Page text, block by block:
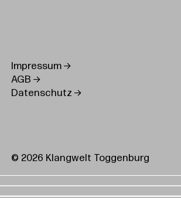
Impressum
AGB
Datenschutz
© 2026 Klangwelt Toggenburg